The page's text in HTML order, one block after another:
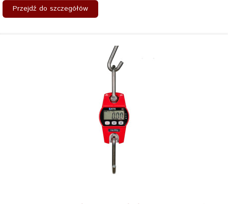
Przejdź do szczegółów